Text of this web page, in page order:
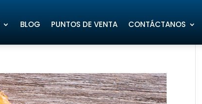
BLOG PUNTOS DE VENTA CONTÁCTANOS